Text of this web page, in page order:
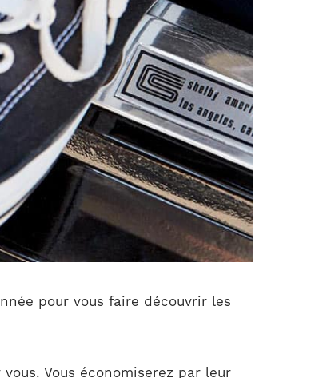
pour vous faire découvrir les
Vous économiserez par leur